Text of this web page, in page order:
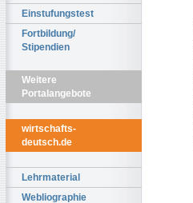
Einstufungstest
Fortbildung/
Stipendien
Weitere
Portalangebote
wirtschafts-
deutsch.de
Lehrmaterial
Webliographie